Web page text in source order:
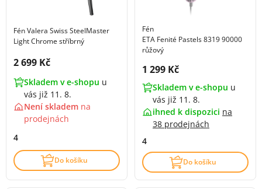
Fén Valera Swiss SteelMaster
Light Chrome stříbrný
Cena s DPH:
2 699 Kč
Skladem v e-shopu u
vás již 11. 8.
Není skladem na
prodejnách
4
Do košíku
Fén
ETA Fenité Pastels 8319 90000
růžový
Cena s DPH:
1 299 Kč
Skladem v e-shopu u
vás již 11. 8.
ihned k dispozici na
38 prodejnách
4
Do košíku